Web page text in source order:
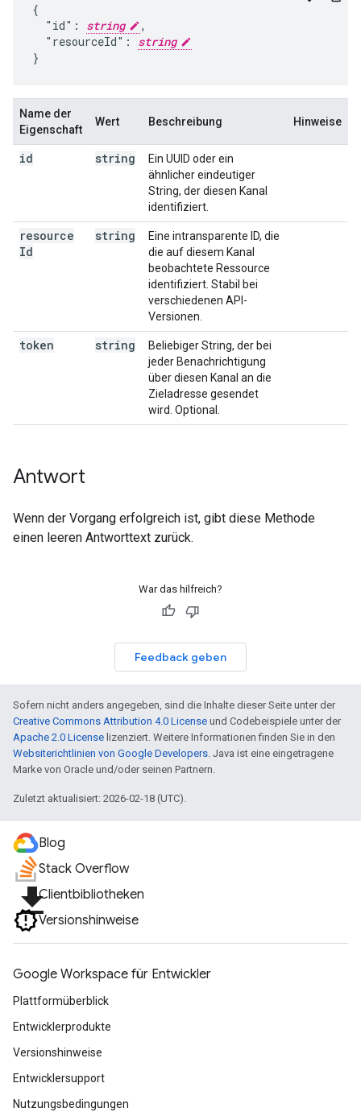
{
  "id":
string
,
  "resourceId":
string
}
Name der
Eigenschaft
Wert Beschreibung Hinweise
id string
Ein UUID oder ein
ähnlicher eindeutiger
String, der diesen Kanal
identifiziert.
resource
Id
string
Eine intransparente ID, die
die auf diesem Kanal
beobachtete Ressource
identifiziert. Stabil bei
verschiedenen API-
Versionen.
token string
Beliebiger String, der bei
jeder Benachrichtigung
über diesen Kanal an die
Zieladresse gesendet
wird. Optional.
Antwort
Wenn der Vorgang erfolgreich ist, gibt diese Methode
einen leeren Antworttext zurück.
War das hilfreich?
Feedback geben
Sofern nicht anders angegeben, sind die Inhalte dieser Seite unter der
Creative Commons Attribution 4.0 License und Codebeispiele unter der
Apache 2.0 License lizenziert. Weitere Informationen finden Sie in den
Websiterichtlinien von Google Developers. Java ist eine eingetragene
Marke von Oracle und/oder seinen Partnern.
Zuletzt aktualisiert: 2026-02-18 (UTC).
Blog
Stack Overflow
file_downloadClientbibliotheken
Versionshinweise
Google Workspace für Entwickler
Plattformüberblick
Entwicklerprodukte
Versionshinweise
Entwicklersupport
Nutzungsbedingungen